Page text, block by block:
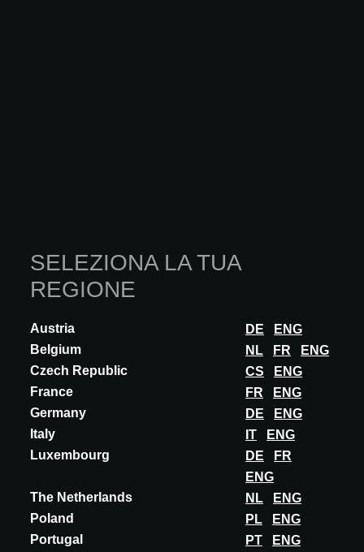
SELEZIONA LA TUA
REGIONE
Austria DE
ENG
Belgium
NL FR
ENG
Czech Republic
CS
ENG
France
FR
ENG
Germany
DE
ENG
Italy
IT
ENG
Luxembourg
DE
FR
ENG
The Netherlands
NL
ENG
Poland
PL
ENG
Portugal
PT ENG
STEEL SERVICE
EARTH COLLECTION LAMIERE IN ACCIAIO